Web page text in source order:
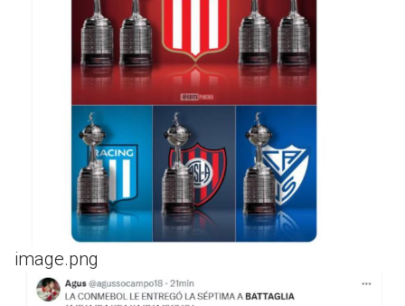
image.png